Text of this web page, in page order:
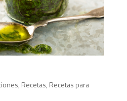
, Recetas, Recetas para